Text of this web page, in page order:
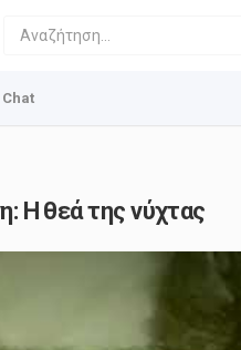
H θεά της νύχτας